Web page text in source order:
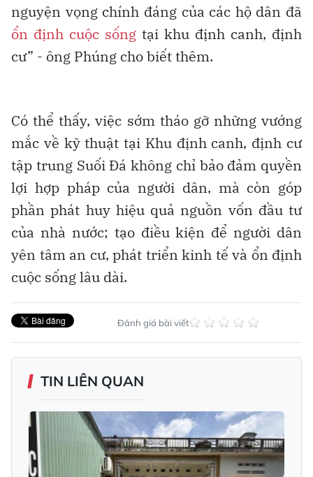
nguyện vọng chính đáng của các hộ dân đã
ổn định cuộc sống tại khu định canh, định
cư” - ông Phúng cho biết thêm.
Có thể thấy, việc sớm tháo gỡ những vướng
mắc về kỹ thuật tại Khu định canh, định cư
tập trung Suối Đá không chỉ bảo đảm quyền
lợi hợp pháp của người dân, mà còn góp
phần phát huy hiệu quả nguồn vốn đầu tư
của nhà nước; tạo điều kiện để người dân
yên tâm an cư, phát triển kinh tế và ổn định
cuộc sống lâu dài.
Đánh giá bài viết
TIN LIÊN QUAN